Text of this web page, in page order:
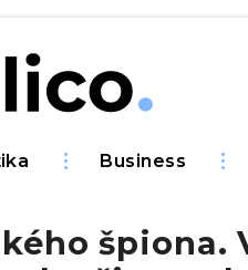
Business
špiona.